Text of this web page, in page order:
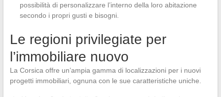
possibilità di personalizzare l’interno della loro abitazione
secondo i propri gusti e bisogni.
Le regioni privilegiate per
l’immobiliare nuovo
La Corsica offre un’ampia gamma di localizzazioni per i nuovi
progetti immobiliari, ognuna con le sue caratteristiche uniche.